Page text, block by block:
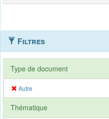
Filtres
Type de document
Autre
Thématique